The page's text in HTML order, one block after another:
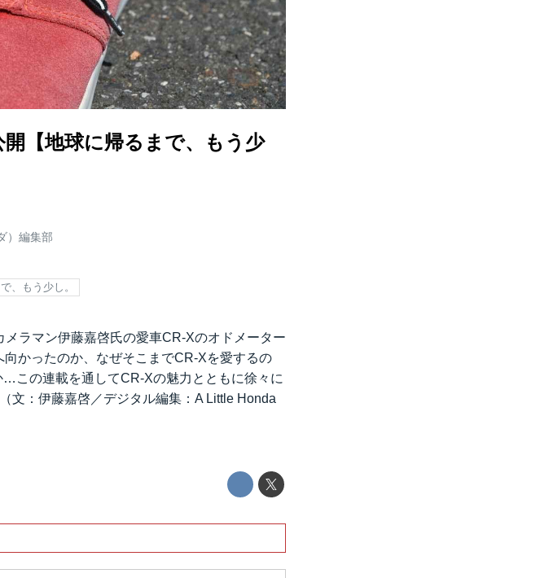
【地球に帰るまで、もう少
）編集部
、もう少し。
ラマン伊藤嘉啓氏の愛車CR-Xのオドメーター
かったのか、なぜそこまでCR-Xを愛するの
この連載を通してCR-Xの魅力とともに徐々に
文：伊藤嘉啓／デジタル編集：A Little Honda